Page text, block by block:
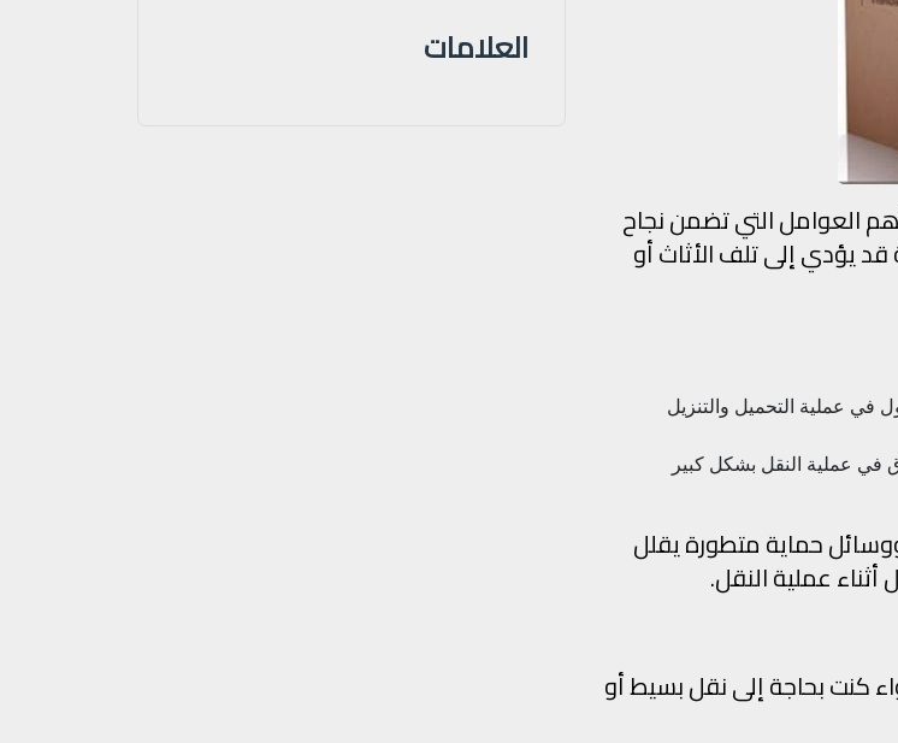
العوامل التي تضمن نجاح
يؤدي إلى تلف الأثاث أو
في عملية التحميل والتنزيل
في عملية النقل بشكل كبير
حماية متطورة يقلل
عملية النقل.
كنت بحاجة إلى نقل بسيط أو
العلامات